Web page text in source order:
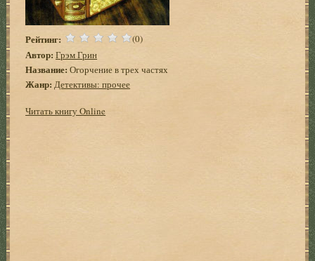
Рейтинг: (0)
Автор: Грэм Грин
Название: Огорчение в трех частях
Жанр: Детективы: прочее
Читать книгу Online